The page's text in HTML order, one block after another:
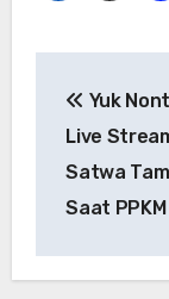
pos
Yuk
Live
Satwa
Saat